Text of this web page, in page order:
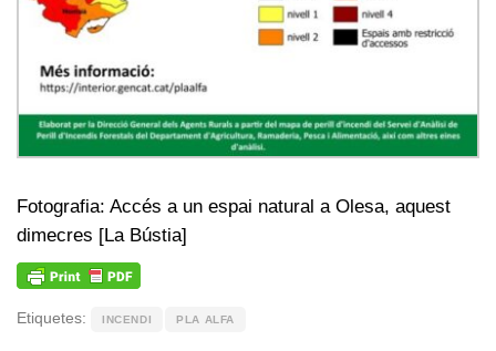
Fotografia: Accés a un espai natural a Olesa, aquest
dimecres [La Bústia]
Etiquetes: INCENDI PLA ALFA